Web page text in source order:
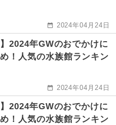
2024年04月24日
】2024年GWのおでかけに
！人気の水族館ランキン
2024年04月24日
】2024年GWのおでかけに
！人気の水族館ランキン